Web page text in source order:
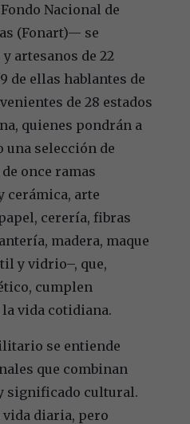
Nacional de
(Fonart)— se
artesanos de 22
de ellas hablantes de
de 28 estados
quienes pondrán a
selección de
once ramas
cerámica, arte
cerería, fibras
madera, maque
y vidrio–, que,
cumplen
vida cotidiana.
se entiende
que combinan
significado cultural.
diaria, pero